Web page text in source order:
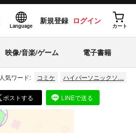
Language
新規登録 ログイン
カート
映像/音楽/ゲーム 電子書籍
人気ワード: コミケ ハイパーソニックソ…
ポストする LINEで送る